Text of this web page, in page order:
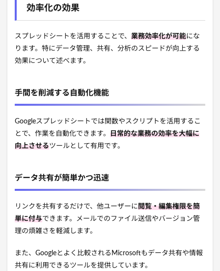
効率化の効果
スプレッドシートを活用することで、 業務効率化が可能にな
ります。特にデータ管理、共有、分析のスピードが向上する
効果について述べます。
手間を削減する自動化機能
Googleスプレッドシートでは関数やスクリプトを活用するこ
とで、作業を自動化できます。 日常的な業務の効率を大幅に
向上させるツールとして有用です。
データ共有が簡単かつ迅速
リンクを共有するだけで、他ユーザーに閲覧・編集権限を簡
単に付与できます。メールでのファイル送信やバージョン管
理の煩雑さを軽減します。
また、Googleとよく比較されるMicrosoftもデータ共有や情報
共有に利用できるツールを提供しています。